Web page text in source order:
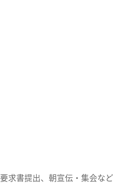
求書提出、朝宣伝・集会な